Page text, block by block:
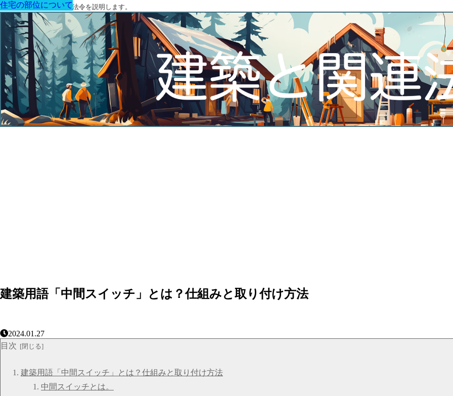
建築に関する用語と関連法令を説明します。
建築用語「中間スイッチ」とは？仕組みと取り付け方法
住宅の部位について
2024.01.27
目次
建築用語「中間スイッチ」とは？仕組みと取り付け方法
中間スイッチとは。
住宅の部位について
住宅の部位について
住宅の部位について
住宅の部位について
住宅の部位について
住宅の部位について